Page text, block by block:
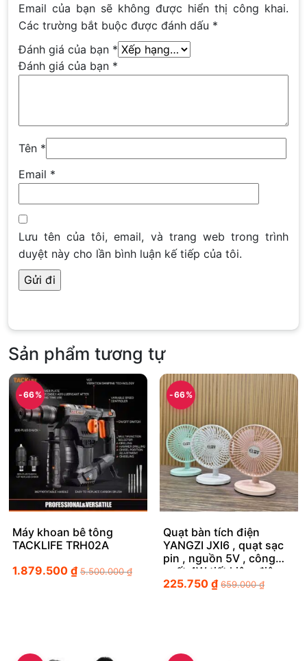
Email của bạn sẽ không được hiển thị công khai.
Các trường bắt buộc được đánh dấu *
Đánh giá của bạn *
Đánh giá của bạn *
Tên *
Email *
Lưu tên của tôi, email, và trang web trong trình
duyệt này cho lần bình luận kế tiếp của tôi.
Sản phẩm tương tự
-66%
Máy khoan bê tông
TACKLIFE TRH02A
1.879.500 ₫ 5.500.000₫
-66%
Quạt bàn tích điện
YANGZI JXI6 , quạt sạc
pin , nguồn 5V , công
suất 4W tiết kiệm điện
225.750₫ 659.000₫